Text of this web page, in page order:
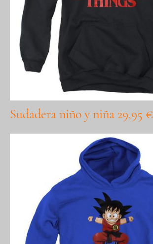
Sudadera niño y niña 29,95 €